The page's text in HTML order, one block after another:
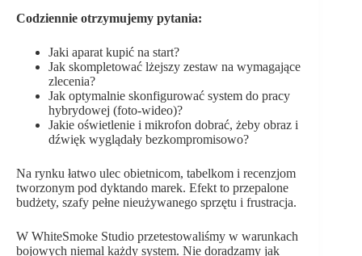
Codziennie otrzymujemy pytania:
Jaki aparat kupić na start?
Jak skompletować lżejszy zestaw na wymagające
zlecenia?
Jak optymalnie skonfigurować system do pracy
hybrydowej (foto-wideo)?
Jakie oświetlenie i mikrofon dobrać, żeby obraz i
dźwięk wyglądały bezkompromisowo?
Na rynku łatwo ulec obietnicom, tabelkom i recenzjom
tworzonym pod dyktando marek. Efekt to przepalone
budżety, szafy pełne nieużywanego sprzętu i frustracja.
W WhiteSmoke Studio przetestowaliśmy w warunkach
bojowych niemal każdy system. Nie doradzamy jak